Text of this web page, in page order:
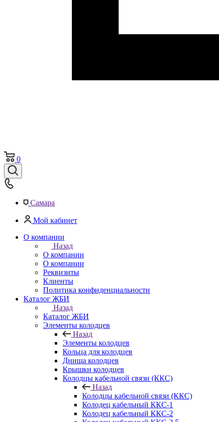
0
Самара
Мой кабинет
О компании
Назад
О компании
О компании
Реквизиты
Клиенты
Политика конфиденциальности
Каталог ЖБИ
Назад
Каталог ЖБИ
Элементы колодцев
Назад
Элементы колодцев
Кольца для колодцев
Днища колодцев
Крышки колодцев
Колодцы кабельной связи (ККС)
Назад
Колодцы кабельной связи (ККС)
Колодец кабельный ККС-1
Колодец кабельный ККС-2